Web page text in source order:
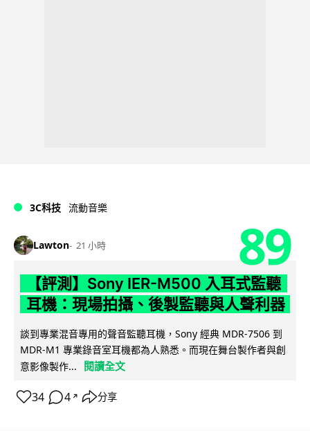
3C科技 流動音樂
Lawton 21 小時 89
【評測】Sony IER-M500 入耳式監聽
耳機：現場拍攝、後製監聽與人聲利器
談到專業混音專用的聲音監聽耳機，Sony 經典 MDR-7506 到
MDR-M1 專業錄音室耳機都為人熟悉。而現在舞台製作者與創
意影像製作...
閱讀全文
34 4 ↗ 分享